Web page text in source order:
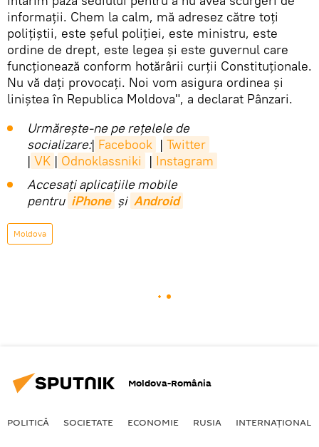
informații. Chem la calm, mă adresez către toți
polițiștii, este șeful poliției, este ministru, este
ordine de drept, este legea și este guvernul care
funcționează conform hotărârii curții Constituționale.
Nu vă dați provocați. Noi vom asigura ordinea și
liniștea în Republica Moldova", a declarat Pânzari.
Urmărește-ne pe rețelele de
socializare:| Facebook | Twitter
| VK | Odnoklassniki | Instagram
Accesaţi aplicaţiile mobile
pentru iPhone și Android
Moldova
Moldova-România
POLITICĂ SOCIETATE ECONOMIE RUSIA INTERNAŢIONAL